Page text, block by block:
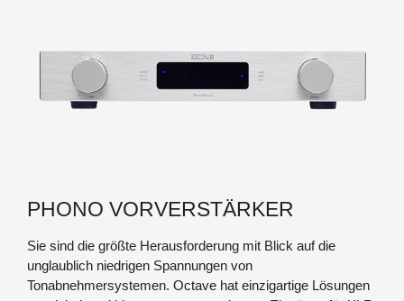
PHONO VORVERSTÄRKER
Sie sind die größte Herausforderung mit Blick auf die
unglaublich niedrigen Spannungen von
Tonabnehmersystemen. Octave hat einzigartige Lösungen